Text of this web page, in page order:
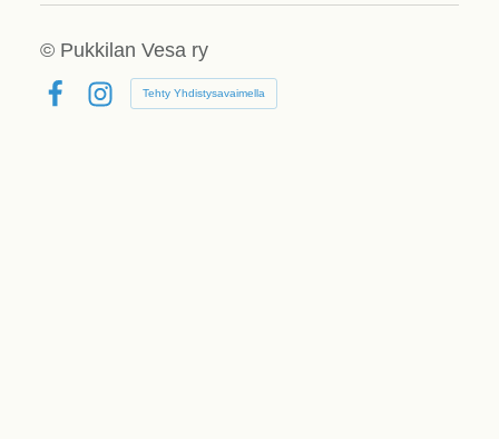
© Pukkilan Vesa ry
Instagram
Tehty Yhdistysavaimella